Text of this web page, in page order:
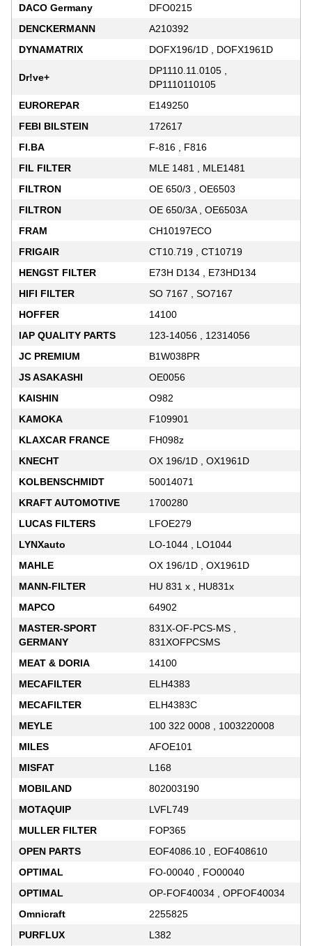
DACO Germany
DFO0215
DENCKERMANN
A210392
DYNAMATRIX
DOFX196/1D , DOFX1961D
Dr!ve+
DP1110.11.0105 ,
DP1110110105
EUROREPAR
E149250
FEBI BILSTEIN
172617
FI.BA
F-816 , F816
FIL FILTER
MLE 1481 , MLE1481
FILTRON
OE 650/3 , OE6503
FILTRON
OE 650/3A , OE6503A
FRAM
CH10197ECO
FRIGAIR
CT10.719 , CT10719
HENGST FILTER
E73H D134 , E73HD134
HIFI FILTER
SO 7167 , SO7167
HOFFER
14100
IAP QUALITY PARTS
123-14056 , 12314056
JC PREMIUM
B1W038PR
JS ASAKASHI
OE0056
KAISHIN
O982
KAMOKA
F109901
KLAXCAR FRANCE
FH098z
KNECHT
OX 196/1D , OX1961D
KOLBENSCHMIDT
50014071
KRAFT AUTOMOTIVE
1700280
LUCAS FILTERS
LFOE279
LYNXauto
LO-1044 , LO1044
MAHLE
OX 196/1D , OX1961D
MANN-FILTER
HU 831 x , HU831x
MAPCO
64902
MASTER-SPORT
GERMANY
831X-OF-PCS-MS ,
831XOFPCSMS
MEAT & DORIA
14100
MECAFILTER
ELH4383
MECAFILTER
ELH4383C
MEYLE
100 322 0008 , 1003220008
MILES
AFOE101
MISFAT
L168
MOBILAND
802003190
MOTAQUIP
LVFL749
MULLER FILTER
FOP365
OPEN PARTS
EOF4086.10 , EOF408610
OPTIMAL
FO-00040 , FO00040
OPTIMAL
OP-FOF40034 , OPFOF40034
Omnicraft
2255825
PURFLUX
L382